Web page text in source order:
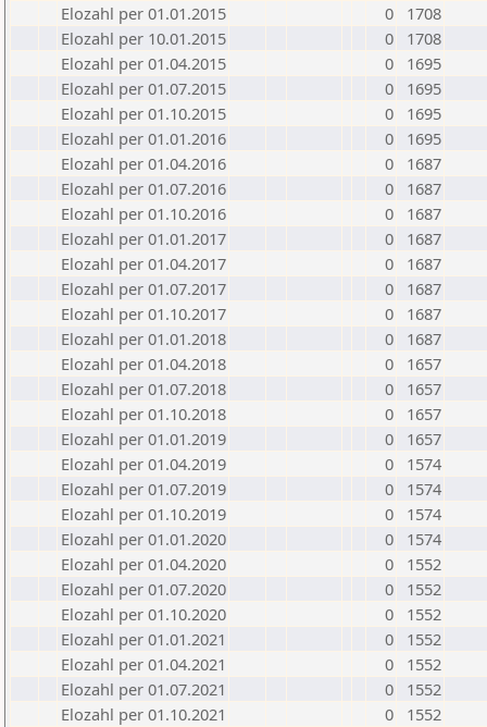
Elozahl per 01.01.2015
0
1708
Elozahl per 10.01.2015
0
1708
Elozahl per 01.04.2015
0
1695
Elozahl per 01.07.2015
0
1695
Elozahl per 01.10.2015
0
1695
Elozahl per 01.01.2016
0
1695
Elozahl per 01.04.2016
0
1687
Elozahl per 01.07.2016
0
1687
Elozahl per 01.10.2016
0
1687
Elozahl per 01.01.2017
0
1687
Elozahl per 01.04.2017
0
1687
Elozahl per 01.07.2017
0
1687
Elozahl per 01.10.2017
0
1687
Elozahl per 01.01.2018
0
1687
Elozahl per 01.04.2018
0
1657
Elozahl per 01.07.2018
0
1657
Elozahl per 01.10.2018
0
1657
Elozahl per 01.01.2019
0
1657
Elozahl per 01.04.2019
0
1574
Elozahl per 01.07.2019
0
1574
Elozahl per 01.10.2019
0
1574
Elozahl per 01.01.2020
0
1574
Elozahl per 01.04.2020
0
1552
Elozahl per 01.07.2020
0
1552
Elozahl per 01.10.2020
0
1552
Elozahl per 01.01.2021
0
1552
Elozahl per 01.04.2021
0
1552
Elozahl per 01.07.2021
0
1552
Elozahl per 01.10.2021
0
1552